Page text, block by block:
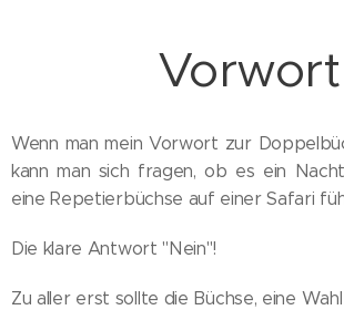
Vorwort
Wenn man mein Vorwort zur
kann man sich fragen, ob es ein
eine Repetierbüchse auf einer Safari
Die klare Antwort "Nein"!
Zu aller erst sollte die Büchse, eine